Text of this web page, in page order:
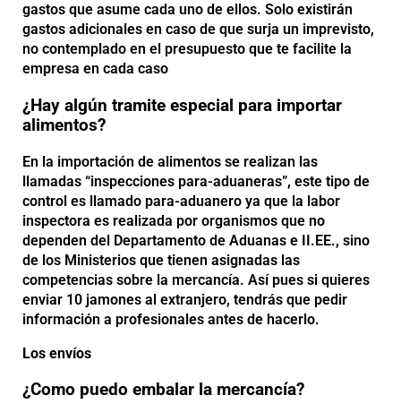
gastos que asume cada uno de ellos. Solo existirán
gastos adicionales en caso de que surja un imprevisto,
no contemplado en el presupuesto que te facilite la
empresa en cada caso
¿Hay algún tramite especial para importar
alimentos?
En la importación de alimentos se realizan las
llamadas “inspecciones para-aduaneras”, este tipo de
control es llamado para-aduanero ya que la labor
inspectora es realizada por organismos que no
dependen del Departamento de Aduanas e II.EE., sino
de los Ministerios que tienen asignadas las
competencias sobre la mercancía. Así pues si quieres
enviar 10 jamones al extranjero, tendrás que pedir
información a profesionales antes de hacerlo.
Los envíos
¿Como puedo embalar la mercancía?